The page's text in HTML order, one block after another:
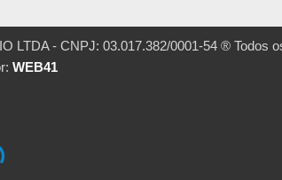
- CNPJ: 03.017.382/0001-54 ® Todos
WEB41